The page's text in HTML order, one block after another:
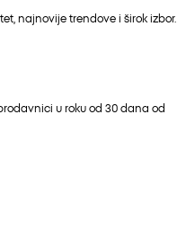
najnovije trendove i širok izbor.
u roku od 30 dana od